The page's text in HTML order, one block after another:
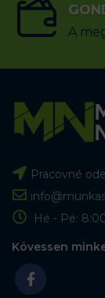
A
Pracovné
Hé - Pé:
Kövessen